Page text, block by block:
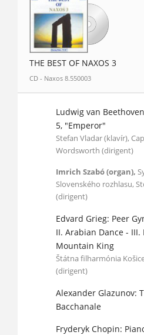
THE BEST OF NAXOS 3
CD - Naxos 8.550003
Ludwig van
5, "Emperor"
Stefan Vladar (klavír),
Wordsworth (dirigent)
Imrich Szabó (organ),
Slovenského rozhlasu,
(dirigent)
Edvard Grieg: Peer
II. Arabian Dance -
Mountain King
Štátna filharmónia
(dirigent)
Alexander Glazunov:
Bacchanale
Fryderyk Chopin: